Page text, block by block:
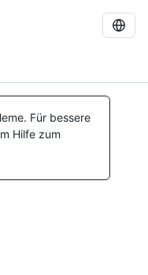
Für bessere
Hilfe zum